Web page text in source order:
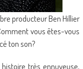
producteur Ben Hillier
vous êtes-vous
ton son?
très ennuyeuse,